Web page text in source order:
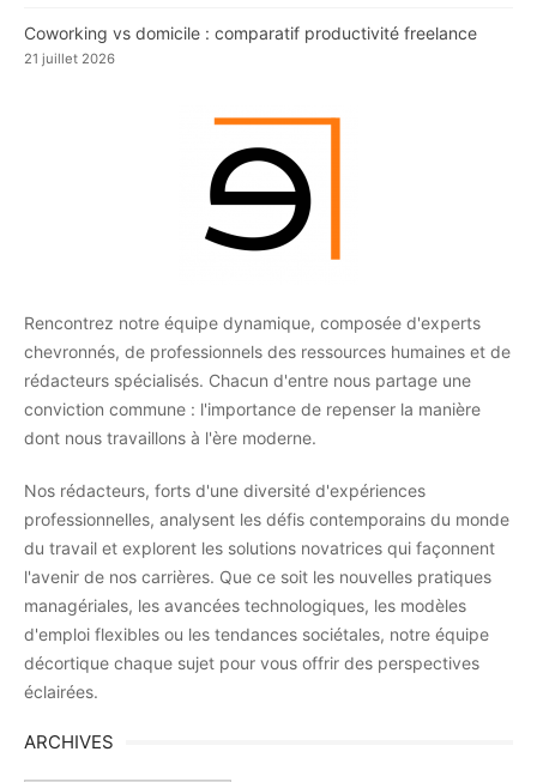
Coworking vs domicile : comparatif productivité freelance
21 juillet 2026
Rencontrez notre équipe dynamique, composée d'experts
chevronnés, de professionnels des ressources humaines et de
rédacteurs spécialisés. Chacun d'entre nous partage une
conviction commune : l'importance de repenser la manière
dont nous travaillons à l'ère moderne.
Nos rédacteurs, forts d'une diversité d'expériences
professionnelles, analysent les défis contemporains du monde
du travail et explorent les solutions novatrices qui façonnent
l'avenir de nos carrières. Que ce soit les nouvelles pratiques
managériales, les avancées technologiques, les modèles
d'emploi flexibles ou les tendances sociétales, notre équipe
décortique chaque sujet pour vous offrir des perspectives
éclairées.
ARCHIVES